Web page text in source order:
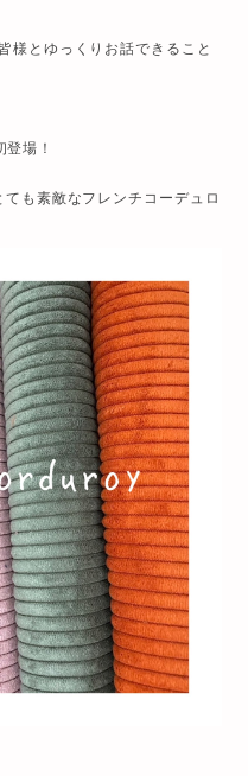
様とゆっくりお話できること
場！
も素敵なフレンチコーデュロ